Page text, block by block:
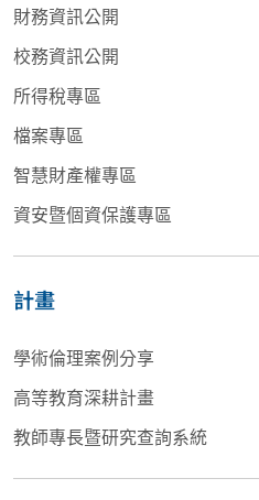
財務資訊公開
校務資訊公開
所得稅專區
檔案專區
智慧財產權專區
資安暨個資保護專區
計畫
學術倫理案例分享
高等教育深耕計畫
教師專長暨研究查詢系統